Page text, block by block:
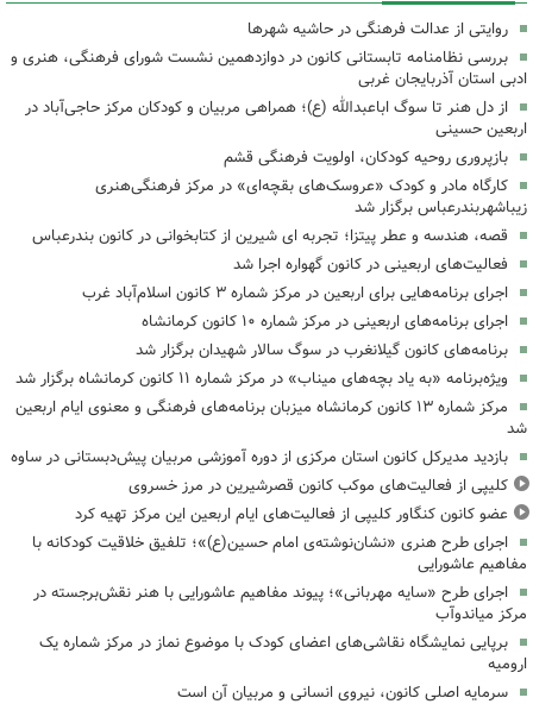
روایتی از عدالت فرهنگی در حاشیه شهرها
بررسی نظامنامه تابستانی کانون در دوازدهمین نشست شورای فرهنگی، هنری و
ادبی استان آذربایجان غربی
از دل هنر تا سوگ اباعبدالله (ع)؛ همراهی مربیان و کودکان مرکز حاجی‌آباد در
اربعین حسینی
بازپروری روحیه کودکان، اولویت فرهنگی قشم
کارگاه مادر و کودک «عروسک‌های بقچه‌ای» در مرکز فرهنگی‌هنری
زیباشهربندرعباس برگزار شد
قصه، هندسه و عطر پیتزا؛ تجربه ای شیرین از کتابخوانی در کانون بندرعباس
فعالیت‌های اربعینی در کانون گهواره اجرا شد
اجرای برنامه‌هایی برای اربعین در مرکز شماره ۳ کانون اسلام‌آباد غرب
اجرای برنامه‌های اربعینی در مرکز شماره ۱۰ کانون کرمانشاه
برنامه‌های کانون گیلانغرب در سوگ سالار شهیدان برگزار شد
ویژه‌برنامه «به یاد بچه‌های میناب» در مرکز شماره ۱۱ کانون کرمانشاه برگزار شد
مرکز شماره ۱۳ کانون کرمانشاه میزبان برنامه‌های فرهنگی و معنوی ایام اربعین
شد
بازدید مدیرکل کانون استان مرکزی از دوره آموزشی مربیان پیش‌دبستانی در ساوه
کلیپی از فعالیت‌های موکب کانون قصرشیرین در مرز خسروی
عضو کانون کنگاور کلیپی از فعالیت‌های ایام اربعین این مرکز تهیه کرد
اجرای طرح هنری «نشان‌نوشته‌ی امام حسین(ع)»؛ تلفیق خلاقیت کودکانه با
مفاهیم عاشورایی
اجرای طرح «سایه مهربانی»؛ پیوند مفاهیم عاشورایی با هنر نقش‌برجسته در
مرکز میاندوآب
برپایی نمایشگاه نقاشی‌های اعضای کودک با موضوع نماز در مرکز شماره یک
ارومیه
سرمایه اصلی کانون، نیروی انسانی و مربیان آن است